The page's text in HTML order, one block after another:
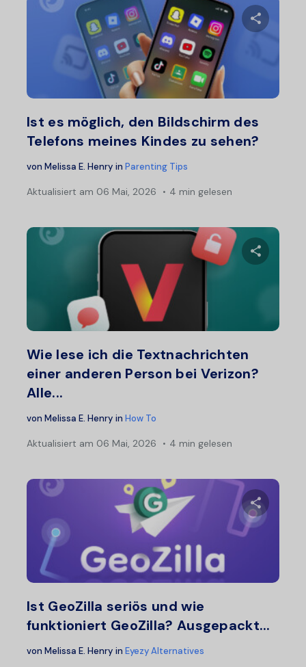
Ist es möglich, den Bildschirm des
Telefons meines Kindes zu sehen?
von Melissa E. Henry in Parenting Tips
Aktualisiert am 06 Mai, 2026 4 min gelesen
Wie lese ich die Textnachrichten
einer anderen Person bei Verizon?
Alle...
von Melissa E. Henry in How To
Aktualisiert am 06 Mai, 2026 4 min gelesen
Diesen
Ist GeoZilla seriös und wie
funktioniert GeoZilla? Ausgepackt...
von Melissa E. Henry in Eyezy Alternatives